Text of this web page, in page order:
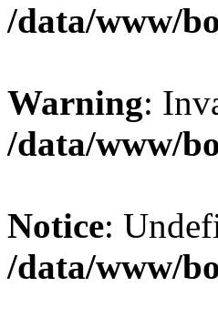
/data/www/
Warning:
/data/www/
Notice:
/data/www/